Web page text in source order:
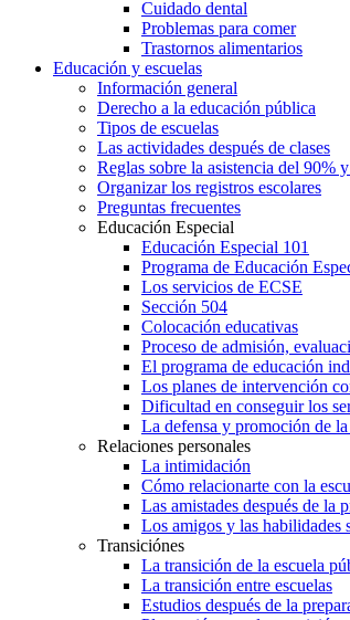
Cuidado dental
Problemas para comer
Trastornos alimentarios
Educación y escuelas
Información general
Derecho a la educación pública
Tipos de escuelas
Las actividades después de clases
Reglas sobre la asistencia del 90%
Organizar los registros escolares
Preguntas frecuentes
Educación Especial
Educación Especial 101
Programa de Educación
Los servicios de ECSE
Sección 504
Colocación educativas
Proceso de admisión,
El programa de educación
Los planes de intervención
Dificultad en conseguir los
La defensa y promoción de
Relaciones personales
La intimidación
Cómo relacionarte con la
Las amistades después de la
Los amigos y las habilidades
Transiciónes
La transición de la escuela
La transición entre escuelas
Estudios después de la